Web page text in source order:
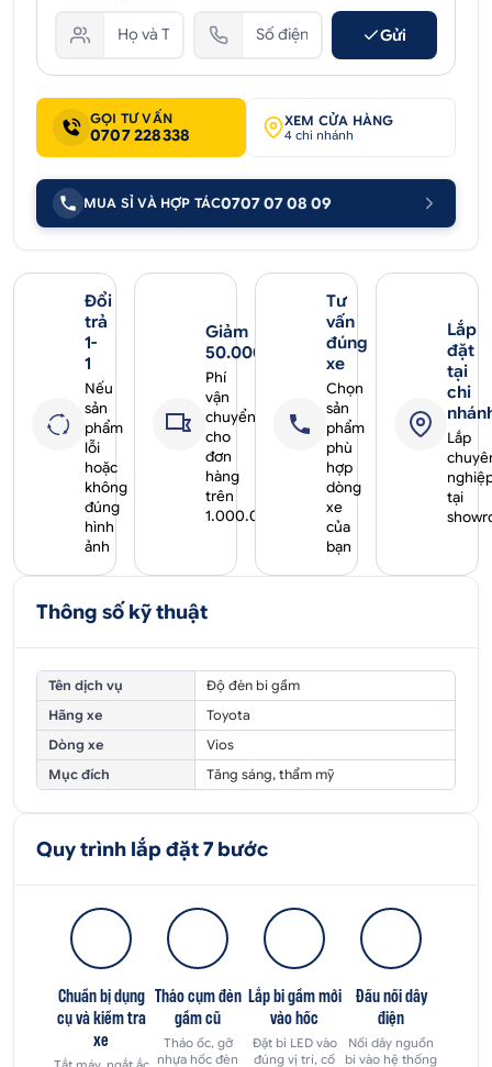
Gửi
GỌI TƯ VẤN
0707 228338
XEM CỬA HÀNG
4 chi nhánh
MUA SỈ VÀ HỢP TÁC0707 07 08 09
Đổi
trả
1-
1
Nếu
sản
phẩm
lỗi
hoặc
không
đúng
hình
ảnh
Giảm
50.000₫
Phí
vận
chuyển
cho
đơn
hàng
trên
1.000.000₫
Tư
vấn
đúng
xe
Chọn
sản
phẩm
phù
hợp
dòng
xe
của
bạn
Lắp
đặt
tại
chi
Lắp
tại
Thông số kỹ thuật
Tên dịch vụ
Độ đèn bi gầm
Hãng xe
Toyota
Dòng xe
Vios
Mục đích
Tăng sáng, thẩm mỹ
Quy trình lắp đặt 7 bước
Chuẩn bị dụng
cụ và kiểm tra
xe
Tháo cụm đèn
gầm cũ
Tháo ốc, gỡ
nhựa hốc đèn
Lắp bi gầm mới
vào hốc
Đặt bi LED vào
đúng vị trí, cố
Đấu nối dây
điện
Nối dây nguồn
bi vào hệ thống